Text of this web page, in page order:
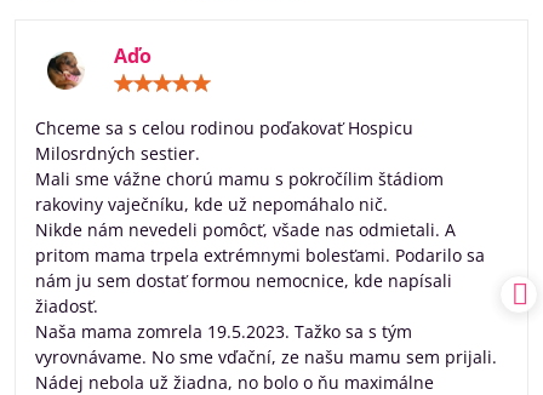
Aďo
5
Chceme sa s celou rodinou poďakovať Hospicu
Milosrdných sestier.
Mali sme vážne chorú mamu s pokročílim štádiom
rakoviny vaječníku, kde už nepomáhalo nič.
Nikde nám nevedeli pomôcť, všade nas odmietali. A
pritom mama trpela extrémnymi bolesťami. Podarilo sa
nám ju sem dostať formou nemocnice, kde napísali
žiadosť.
Naša mama zomrela 19.5.2023. Tažko sa s tým
vyrovnávame. No sme vďační, ze našu mamu sem prijali.
Nádej nebola už žiadna, no bolo o ňu maximálne